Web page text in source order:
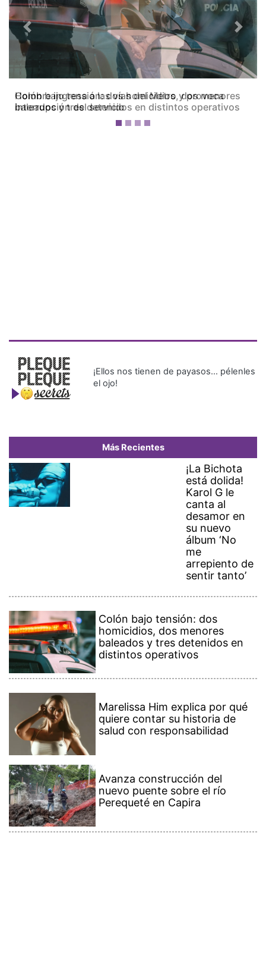
Colón bajo tensión: dos homicidios, dos menores
baleados y tres detenidos en distintos operativos
Previous Next
¡Ellos nos tienen de payasos… pélenles
el ojo!
Más Recientes
¡La Bichota
está dolida!
Karol G le
canta al
desamor en
su nuevo
álbum ‘No
me
arrepiento de
sentir tanto’
Colón bajo tensión: dos
homicidios, dos menores
baleados y tres detenidos en
distintos operativos
Marelissa Him explica por qué
quiere contar su historia de
salud con responsabilidad
Avanza construcción del
nuevo puente sobre el río
Perequeté en Capira